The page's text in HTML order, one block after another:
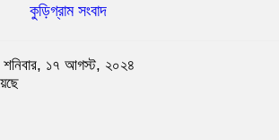
কুড়িগ্রাম সংবাদ
১৭ আগস্ট, ২০২৪